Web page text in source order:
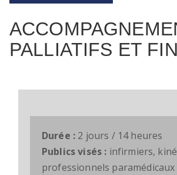
PALLIATIFS ET
Durée : 2 jours / 14 heures
Publics visés : infirmiers,
professionnels paramédicaux